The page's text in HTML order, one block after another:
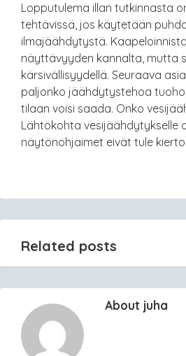
Lopputulema illan tutkinnasta
tehtävissä, jos käytetään
ilmajäähdytystä.
näyttävyyden kannalta, mutta
kärsivällisyydellä. Seuraava
paljonko jäähdytystehoa
tilaan voisi saada. Onko
Lähtökohta vesijäähdytykselle
näytönohjaimet eivät tule
Related posts
About juha